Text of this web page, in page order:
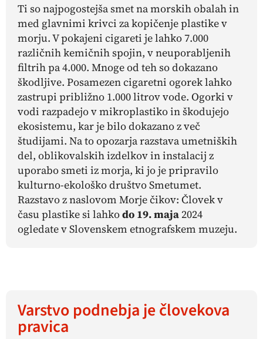
Ti so najpogostejša smet na morskih obalah in
med glavnimi krivci za kopičenje plastike v
morju. V pokajeni cigareti je lahko 7.000
različnih kemičnih spojin, v neuporabljenih
filtrih pa 4.000. Mnoge od teh so dokazano
škodljive. Posamezen cigaretni ogorek lahko
zastrupi približno 1.000 litrov vode. Ogorki v
vodi razpadejo v mikroplastiko in škodujejo
ekosistemu, kar je bilo dokazano z več
študijami. Na to opozarja razstava umetniških
del, oblikovalskih izdelkov in instalacij z
uporabo smeti iz morja, ki jo je pripravilo
kulturno-ekološko društvo Smetumet.
Razstavo z naslovom Morje čikov: Človek v
času plastike si lahkodo 19. maja 2024
ogledate v Slovenskem etnografskem muzeju.
Varstvo podnebja je človekova
pravica